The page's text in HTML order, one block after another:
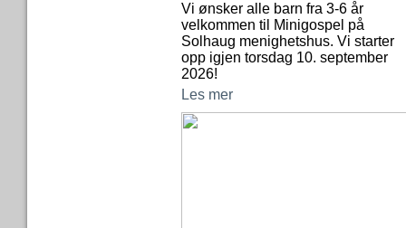
Vi ønsker alle barn fra 3-6 år
velkommen til Minigospel på
Solhaug menighetshus. Vi starter
opp igjen torsdag 10. september
2026!
Les mer